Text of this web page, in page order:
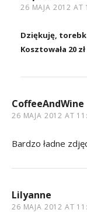
26 MAJA 2012 AT
Dziękuję,
Kosztowała 20 zł
CoffeeAndWine
26 MAJA 2012 AT
Bardzo ładne
Lilyanne
26 MAJA 2012 AT